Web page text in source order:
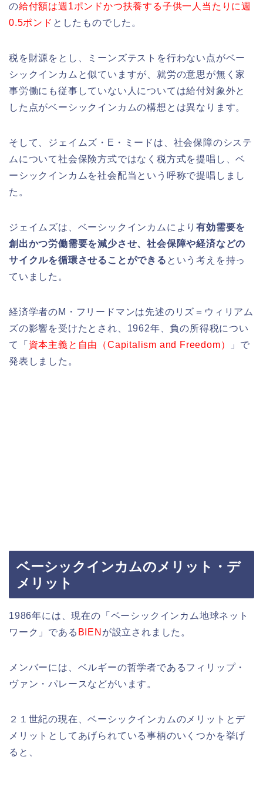
の給付額は週1ポンドかつ扶養する子供一人当たりに週
0.5ポンド としたものでした。
税を財源をとし、ミーンズテストを行わない点がベー
シックインカムと似ていますが、就労の意思が無く家
事労働にも従事していない人については給付対象外と
した点がベーシックインカムの構想とは異なります。
そして、ジェイムズ・E・ミードは、社会保障のシステ
ムについて社会保険方式ではなく税方式を提唱し、ベ
ーシックインカムを社会配当という呼称で提唱しまし
た。
ジェイムズは、ベーシックインカムにより有効需要を
創出かつ労働需要を減少させ、社会保障や経済などの
サイクルを循環させることができる という考えを持っ
ていました。
経済学者のM・フリードマンは先述のリズ＝ウィリアム
ズの影響を受けたとされ、1962年、負の所得税につい
て「 資本主義と自由（Capitalism and Freedom）
」で
発表しました。
ベーシックインカムのメリット・デ
メリット
1986年には、現在の「ベーシックインカム地球ネット
ワーク」である BIEN が設立されました。
メンバーには、ベルギーの哲学者であるフィリップ・
ヴァン・パレースなどがいます。
２１世紀の現在、ベーシックインカムのメリットとデ
メリットとしてあげられている事柄のいくつかを挙げ
ると、